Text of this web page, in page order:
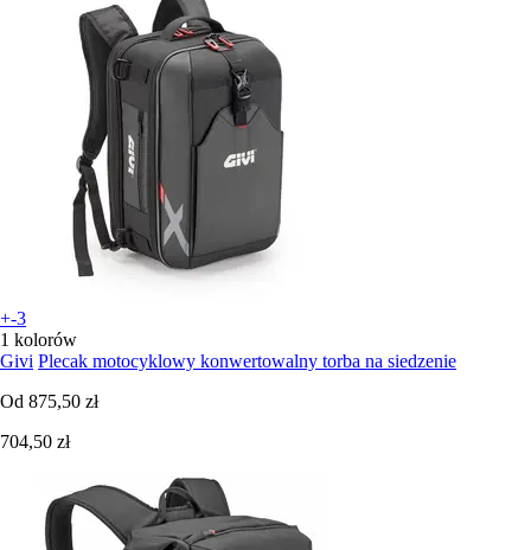
+-3
1 kolorów
Givi Plecak motocyklowy konwertowalny torba na siedzenie
Od 875,50 zł
704,50 zł